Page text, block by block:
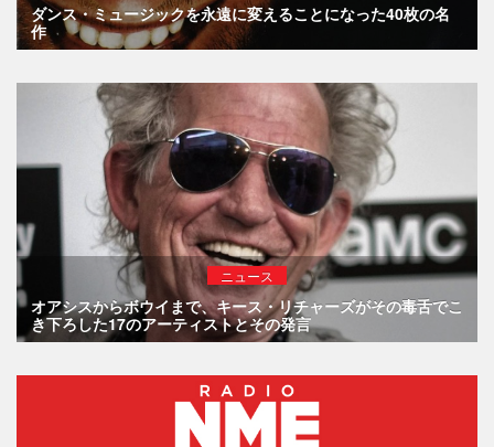
ダンス・ミュージックを永遠に変えることになった40枚の名
作
ニュース
オアシスからボウイまで、キース・リチャーズがその毒舌でこ
き下ろした17のアーティストとその発言